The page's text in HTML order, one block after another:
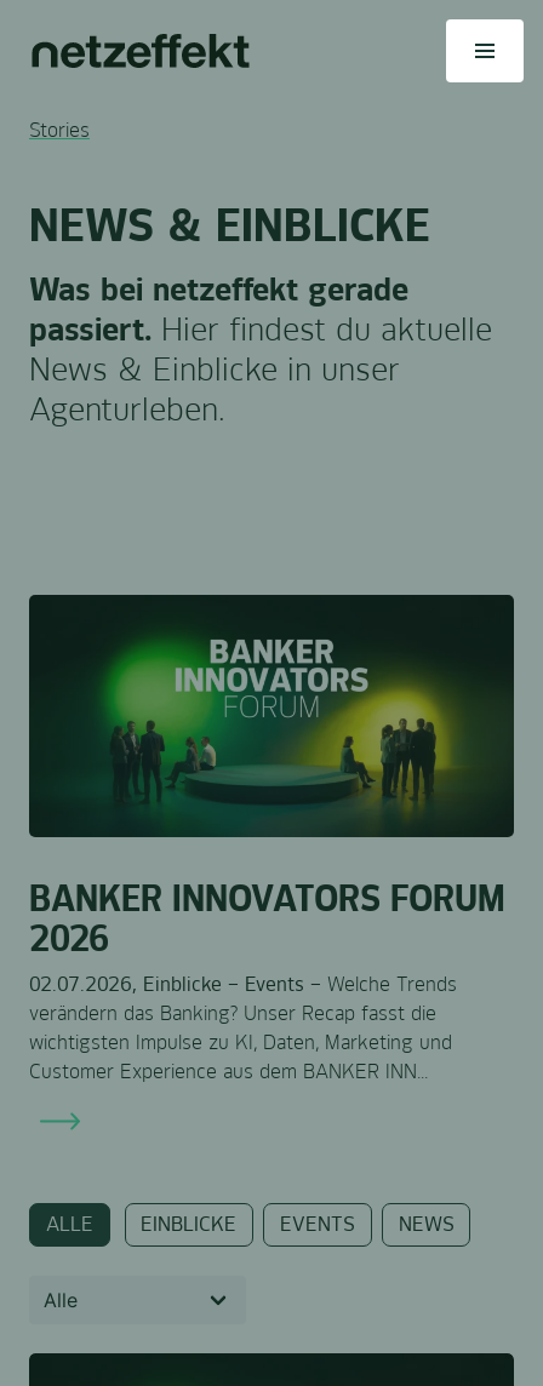
Stories
NEWS & EINBLICKE
Was bei netzeffekt gerade
passiert. Hier findest du aktuelle
News & Einblicke in unser
Agenturleben.
BANKER INNOVATORS FORUM
2026
02.07.2026, Einblicke – Events – Welche Trends
verändern das Banking? Unser Recap fasst die
wichtigsten Impulse zu KI, Daten, Marketing und
Customer Experience aus dem BANKER INN...
ALLE EINBLICKE EVENTS NEWS